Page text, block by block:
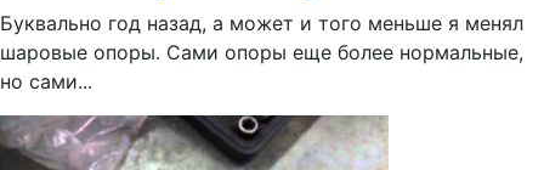
Буквально год назад, а может и того меньше я менял
шаровые опоры. Сами опоры еще более нормальные,
но сами...